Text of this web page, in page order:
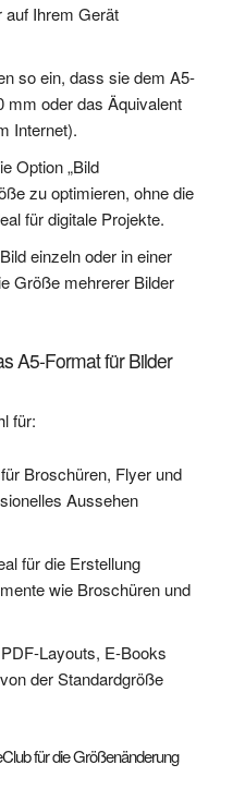
auf Ihrem Gerät
so ein, dass sie dem A5-
mm oder das Äquivalent
Internet).
Option „Bild
zu optimieren, ohne die
für digitale Projekte.
einzeln oder in einer
Größe mehrerer Bilder
A5-Format für Bilder
für:
Broschüren, Flyer und
Aussehen
für die Erstellung
wie Broschüren und
Layouts, E-Books
der Standardgröße
für die Größenänderung